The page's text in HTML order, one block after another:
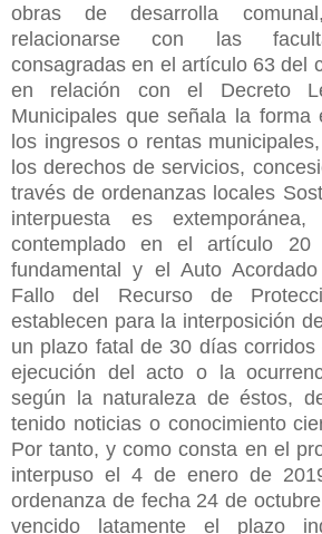
obras de desarrolla
relacionarse con las
consagradas en el artículo 63 del
en relación con el Decreto
Municipales que señala la forma
los ingresos o rentas
los derechos de servicios,
través de ordenanzas locales
interpuesta es
contemplado en el artículo 20
fundamental y el Auto
Fallo del Recurso de
establecen para la interposición
un plazo fatal de 30 días corridos
ejecución del acto o la
según la naturaleza de éstos,
tenido noticias o conocimiento
Por tanto, y como consta en el
interpuso el 4 de enero de
ordenanza de fecha 24 de
vencido latamente el plazo